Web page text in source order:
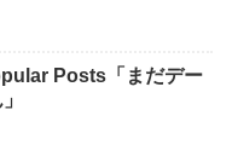
Posts「まだデー